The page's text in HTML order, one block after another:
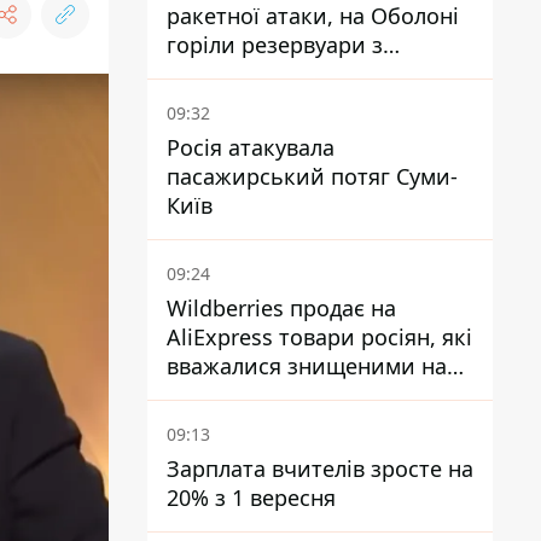
ракетної атаки, на Оболоні
горіли резервуари з
паливом
09:32
Росія атакувала
пасажирський потяг Суми-
Київ
09:24
Wildberries продає на
AliExpress товари росіян, які
вважалися знищеними на
складах
09:13
Зарплата вчителів зросте на
20% з 1 вересня